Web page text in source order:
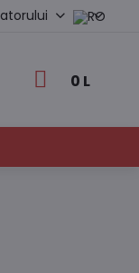
0 L